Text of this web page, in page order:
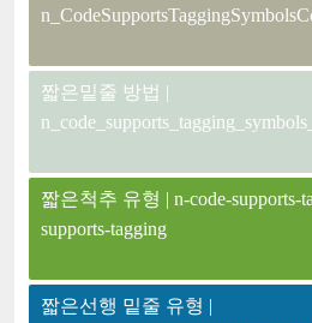
짧은밑줄 방법 |
짧은척추 유형 | n-code-supports-
supports-tagging
짧은선행 밑줄 유형 |